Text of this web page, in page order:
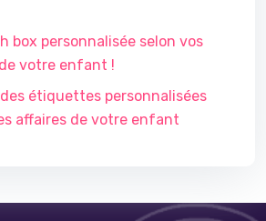
box personnalisée selon vos
votre enfant !
étiquettes personnalisées
affaires de votre enfant